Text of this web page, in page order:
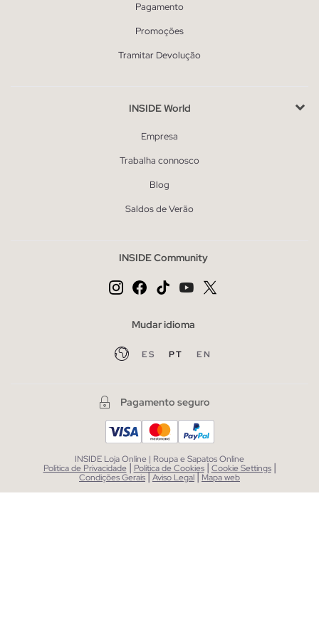
Pagamento
Promoções
Tramitar Devolução
INSIDE World
Empresa
Trabalha connosco
Blog
Saldos de Verão
INSIDE Community
Mudar idioma
ES PT EN
Pagamento seguro
INSIDE Loja Online | Roupa e Sapatos Online
Política de Privacidade | Política de Cookies | Cookie Settings |
Condições Gerais|Aviso Legal| Mapa web